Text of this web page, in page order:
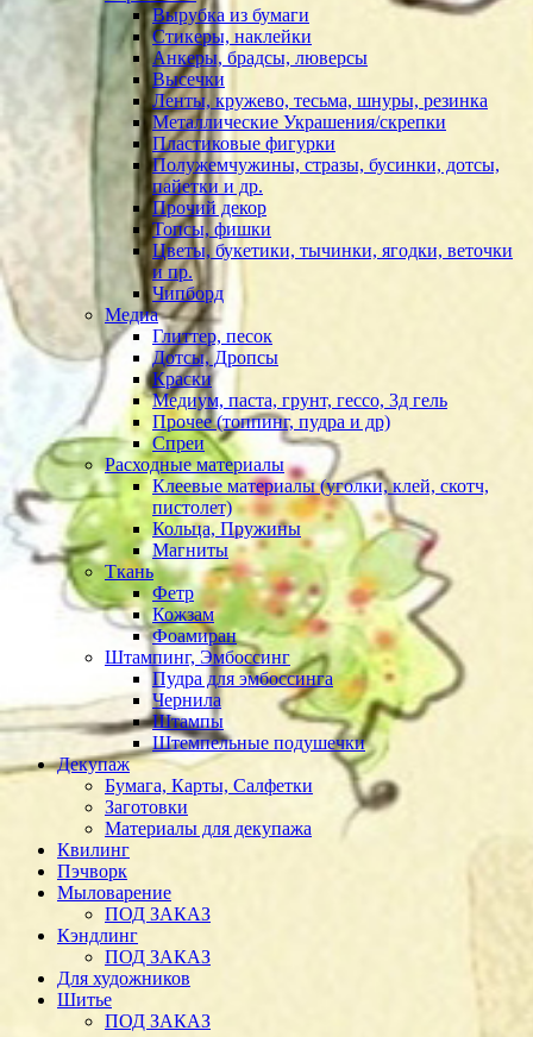
Вырубка из бумаги
Стикеры, наклейки
Анкеры, брадсы, люверсы
Высечки
Ленты, кружево, тесьма, шнуры, резинка
Металлические Украшения/скрепки
Пластиковые фигурки
Полужемчужины, стразы, бусинки, дотсы,
пайетки и др.
Прочий декор
Топсы, фишки
Цветы, букетики, тычинки, ягодки, веточки
и пр.
Чипборд
Медиа
Глиттер, песок
Дотсы, Дропсы
Краски
Медиум, паста, грунт, гессо, 3д гель
Прочее (топпинг, пудра и др)
Спреи
Расходные материалы
Клеевые материалы (уголки, клей, скотч,
пистолет)
Кольца, Пружины
Магниты
Ткань
Фетр
Кожзам
Фоамиран
Штампинг, Эмбоссинг
Пудра для эмбоссинга
Чернила
Штампы
Штемпельные подушечки
Декупаж
Бумага, Карты, Салфетки
Заготовки
Материалы для декупажа
Квилинг
Пэчворк
Мыловарение
ПОД ЗАКАЗ
Кэндлинг
ПОД ЗАКАЗ
Для художников
Шитье
ПОД ЗАКАЗ